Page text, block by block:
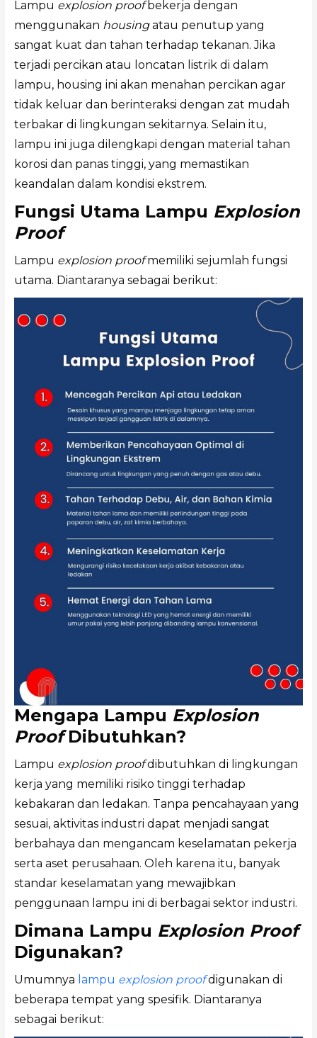
Lampu explosion proofbekerja dengan
menggunakan housingatau penutup yang
sangat kuat dan tahan terhadap tekanan. Jika
terjadi percikan atau loncatan listrik di dalam
lampu, housing ini akan menahan percikan agar
tidak keluar dan berinteraksi dengan zat mudah
terbakar di lingkungan sekitarnya. Selain itu,
lampu ini juga dilengkapi dengan material tahan
korosi dan panas tinggi, yang memastikan
keandalan dalam kondisi ekstrem.
Fungsi Utama Lampu Explosion
Proof
Lampu explosion proofmemiliki sejumlah fungsi
utama. Diantaranya sebagai berikut:
Mengapa Lampu Explosion
ProofDibutuhkan?
Lampu explosion proofdibutuhkan di lingkungan
kerja yang memiliki risiko tinggi terhadap
kebakaran dan ledakan. Tanpa pencahayaan yang
sesuai, aktivitas industri dapat menjadi sangat
berbahaya dan mengancam keselamatan pekerja
serta aset perusahaan. Oleh karena itu, banyak
standar keselamatan yang mewajibkan
penggunaan lampu ini di berbagai sektor industri.
Dimana Lampu Explosion Proof
Digunakan?
Umumnya lampu explosion proofdigunakan di
beberapa tempat yang spesifik. Diantaranya
sebagai berikut: